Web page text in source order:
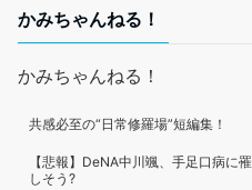
かみちゃんねる！
かみちゃんねる！
共感必至の“日常修羅場”短編集！
【悲報】DeNA中川颯、手足口病に
しそう?